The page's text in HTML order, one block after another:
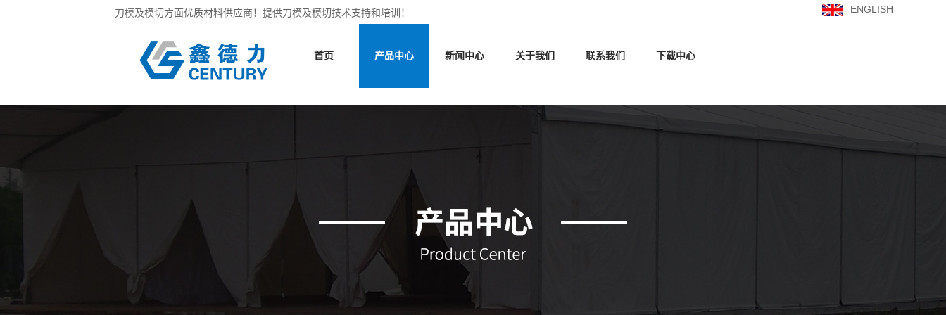
ENGLISH
刀模及模切方面优质材料供应商！提供刀模及模切技术支持和培训！
首页 产品中心 新闻中心 关于我们 联系我们 下载中心